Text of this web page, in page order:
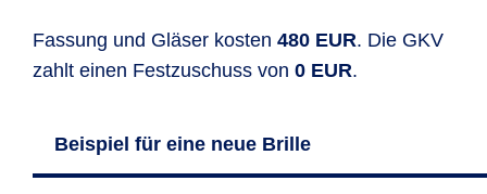
Fassung und Gläser kosten 480 EUR. Die GKV
zahlt einen Festzuschuss von 0 EUR.
Beispiel für eine neue Brille